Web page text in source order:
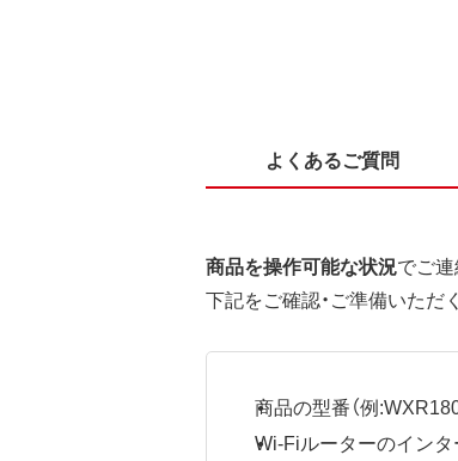
よくあるご質問
商品を操作可能な状況でご
下記をご確認・ご準備いただ
商品の型番（例
Wi-Fiルーターのイン